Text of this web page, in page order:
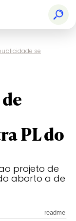
se
PL do
projeto de
aborto a de
readme